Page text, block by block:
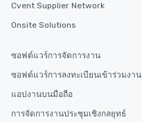
Cvent Supplier Network
Onsite Solutions
ซอฟต์แวร์การจัดการงาน
ซอฟต์แวร์การลงทะเบียนเข้าร่วมงาน
แอปงานบนมือถือ
การจัดการงานประชุมเชิงกลยุทธ์